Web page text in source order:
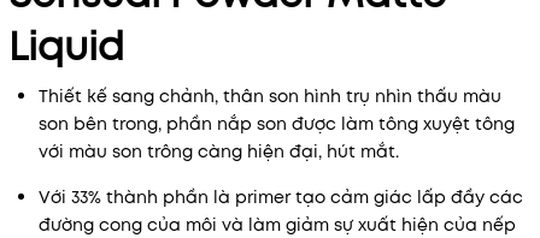
Liquid
Thiết kế sang chảnh, thân son hình trụ nhìn thấu màu
son bên trong, phần nắp son được làm tông xuyệt tông
với màu son trông càng hiện đại, hút mắt.
Với 33% thành phần là primer tạo cảm giác lấp đầy các
đường cong của môi và làm giảm sự xuất hiện của nếp